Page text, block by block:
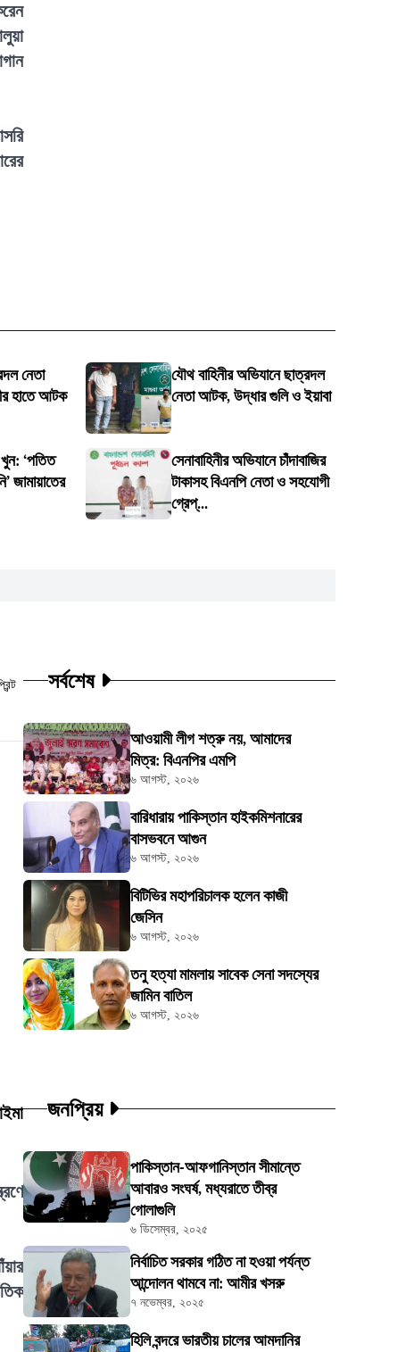
নেতা
হাতে আটক
যৌথ বাহিনীর অভিযানে ছাত্রদল
নেতা আটক, উদ্ধার গুলি ও ইয়াবা
খুন: ‘পতিত
জামায়াতের
সেনাবাহিনীর অভিযানে চাঁদাবাজির
টাকাসহ বিএনপি নেতা ও সহযোগী
গ্রেপ্...
সর্বশেষ
আওয়ামী লীগ শত্রু নয়, আমাদের
মিত্র: বিএনপির এমপি
৬ আগস্ট, ২০২৬
বারিধারায় পাকিস্তান হাইকমিশনারের
বাসভবনে আগুন
৬ আগস্ট, ২০২৬
বিটিভির মহাপরিচালক হলেন কাজী
জেসিন
৬ আগস্ট, ২০২৬
তনু হত্যা মামলায় সাবেক সেনা সদস্যের
জামিন বাতিল
৬ আগস্ট, ২০২৬
জনপ্রিয়
পাকিস্তান-আফগানিস্তান সীমান্তে
আবারও সংঘর্ষ, মধ্যরাতে তীব্র
গোলাগুলি
৬ ডিসেম্বর, ২০২৫
নির্বাচিত সরকার গঠিত না হওয়া পর্যন্ত
আন্দোলন থামবে না: আমীর খসরু
৭ নভেম্বর, ২০২৫
হিলি বন্দরে ভারতীয় চালের আমদানির